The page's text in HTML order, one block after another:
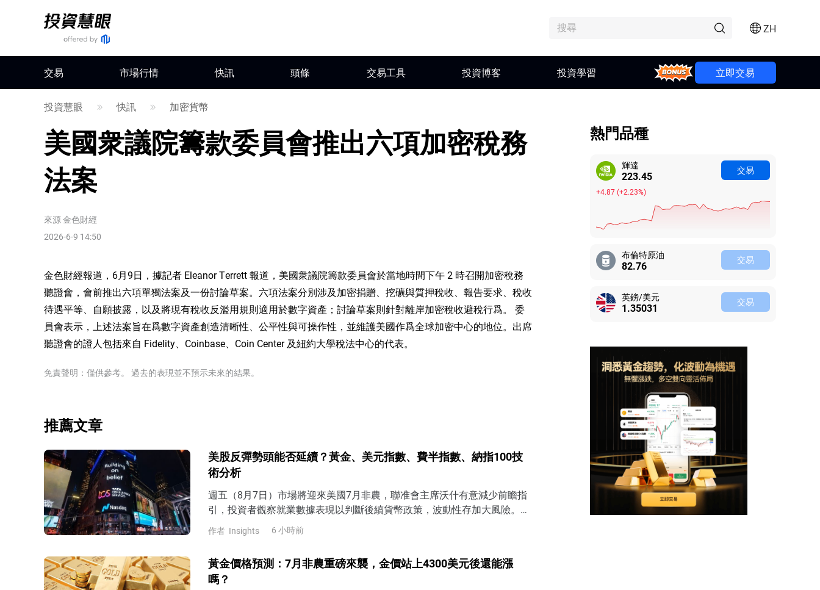
ZH
交易 市場行情 快訊 頭條 交易工具 投資博客 投資學習 Bonus 立即交易
投資慧眼 快訊 加密貨幣
美國衆議院籌款委員會推出六項加密稅務
法案
來源金色財經
2026-6-9 14:50
金色財經報道，6月9日，據記者 Eleanor Terrett 報道，美國衆議院籌款委員會於當地時間下午 2 時召開加密稅務
聽證會，會前推出六項單獨法案及一份討論草案。六項法案分別涉及加密捐贈、挖礦與質押稅收、報告要求、稅收
待遇平等、自願披露，以及將現有稅收反濫用規則適用於數字資產；討論草案則針對離岸加密稅收避稅行爲。 委
員會表示，上述法案旨在爲數字資產創造清晰性、公平性與可操作性，並維護美國作爲全球加密中心的地位。出席
聽證會的證人包括來自 Fidelity、Coinbase、Coin Center 及紐約大學稅法中心的代表。
免責聲明：僅供參考。 過去的表現並不預示未來的結果。
推薦文章
美股反彈勢頭能否延續？黃金、美元指數、費半指數、納指100技
術分析
週五（8月7日）市場將迎來美國7月非農，聯准會主席沃什有意減少前瞻指
引，投資者觀察就業數據表現以判斷後續貨幣政策，波動性存加大風險。若
7月非農表現疲軟，聯准會9月加息可能性將下降，但若就業、薪資顯著強於
預期，那麼市場或將提高9月加息概率，還可能定價聯准會行動過晚（too
作者 Insights 6 小時前
黃金價格預測：7月非農重磅來襲，金價站上4300美元後還能漲
嗎？
熱門品種
輝達
223.45
+4.87(+2.23%)
交易
布倫特原油
82.79 交易
英鎊/美元
1.35007 交易